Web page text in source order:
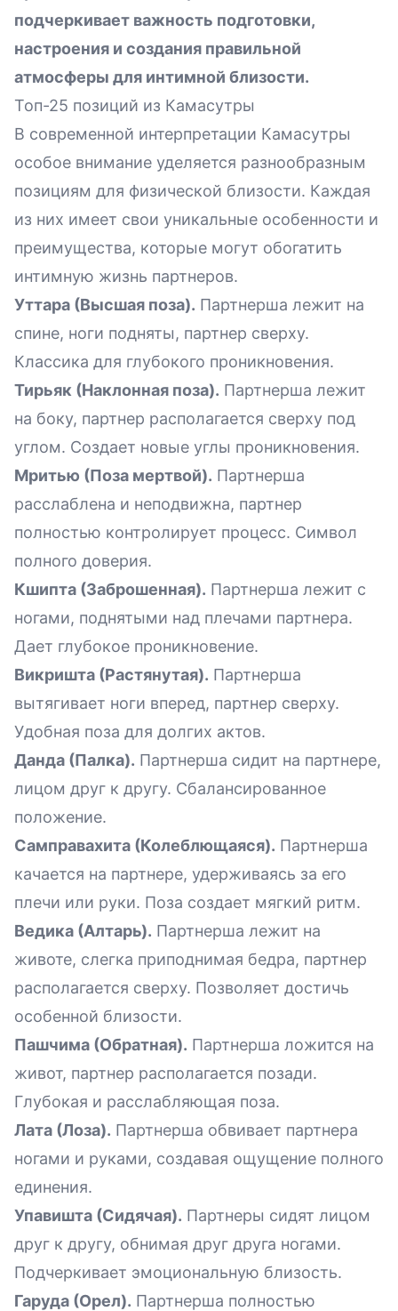
подчеркивает важность подготовки,
настроения и создания правильной
атмосферы для интимной близости.
Топ-25 позиций из Камасутры
В современной интерпретации Камасутры
особое внимание уделяется разнообразным
позициям для физической близости. Каждая
из них имеет свои уникальные особенности и
преимущества, которые могут обогатить
интимную жизнь партнеров.
Уттара (Высшая поза). Партнерша лежит на
спине, ноги подняты, партнер сверху.
Классика для глубокого проникновения.
Тирьяк (Наклонная поза). Партнерша лежит
на боку, партнер располагается сверху под
углом. Создает новые углы проникновения.
Мритью (Поза мертвой). Партнерша
расслаблена и неподвижна, партнер
полностью контролирует процесс. Символ
полного доверия.
Кшипта (Заброшенная). Партнерша лежит с
ногами, поднятыми над плечами партнера.
Дает глубокое проникновение.
Викришта (Растянутая). Партнерша
вытягивает ноги вперед, партнер сверху.
Удобная поза для долгих актов.
Данда (Палка). Партнерша сидит на партнере,
лицом друг к другу. Сбалансированное
положение.
Самправахита (Колеблющаяся). Партнерша
качается на партнере, удерживаясь за его
плечи или руки. Поза создает мягкий ритм.
Ведика (Алтарь). Партнерша лежит на
животе, слегка приподнимая бедра, партнер
располагается сверху. Позволяет достичь
особенной близости.
Пашчима (Обратная). Партнерша ложится на
живот, партнер располагается позади.
Глубокая и расслабляющая поза.
Лата (Лоза). Партнерша обвивает партнера
ногами и руками, создавая ощущение полного
единения.
Упавишта (Сидячая). Партнеры сидят лицом
друг к другу, обнимая друг друга ногами.
Подчеркивает эмоциональную близость.
Гаруда (Орел). Партнерша полностью